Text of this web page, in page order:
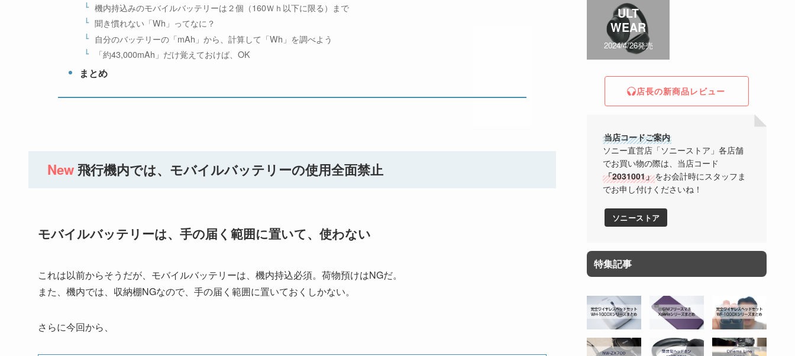
機内持込みのモバイルバッテリーは２個（160Ｗｈ以下に限る）まで
聞き慣れない「Wh」ってなに？
自分のバッテリーの「mAh」から、計算して「Wh」を調べよう
「約43,000mAh」だけ覚えておけば、OK
まとめ
New 飛行機内では、モバイルバッテリーの使用全面禁止
モバイルバッテリーは、手の届く範囲に置いて、使わない
これは以前からそうだが、モバイルバッテリーは、機内持込必須。荷物預けはNGだ。
また、機内では、収納棚NGなので、手の届く範囲に置いておくしかない。
さらに今回から、
ULT
WEAR
2024/4/26発売
店長の新商品レビュー
当店コードご案内
ソニー直営店「ソニーストア」各店舗
でお買い物の際は、当店コード
「2031001」をお会計時にスタッフま
でお申し付けくださいね！
ソニーストア
特集記事